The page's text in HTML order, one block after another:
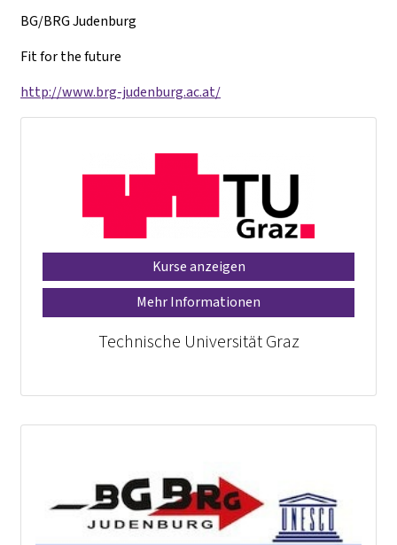
BG/BRG Judenburg
Fit for the future
http://www.brg-judenburg.ac.at/
Kurse anzeigen
Mehr Informationen
Technische Universität Graz